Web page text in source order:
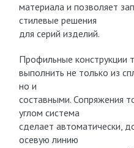
материала и позволяет
стилевые решения
для серий изделий.
Профильные конструкции
выполнить не только из
но и
составными. Сопряжения
углом система
сделает автоматически,
осевую линию